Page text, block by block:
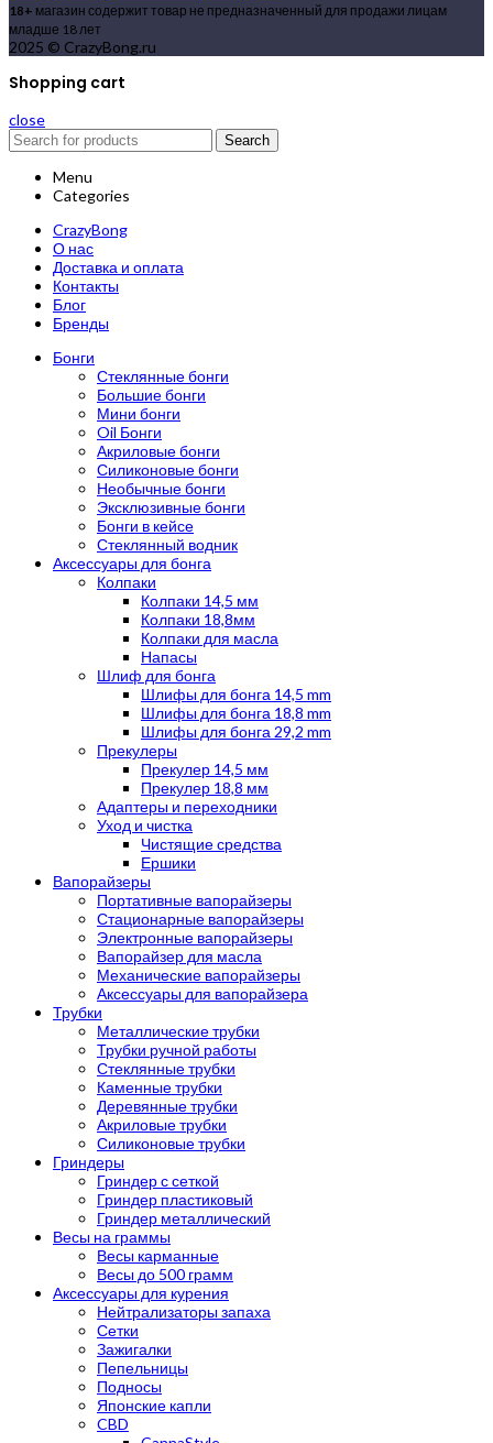
18+ магазин содержит товар не предназначенный для продажи лицам
младше 18 лет
2025 © CrazyBong.ru
Shopping cart
close
Search
Menu
Categories
CrazyBong
О нас
Доставка и оплата
Контакты
Блог
Бренды
Бонги
Стеклянные бонги
Большие бонги
Мини бонги
Oil Бонги
Акриловые бонги
Силиконовые бонги
Необычные бонги
Эксклюзивные бонги
Бонги в кейсе
Стеклянный водник
Аксессуары для бонга
Колпаки
Колпаки 14,5 мм
Колпаки 18,8мм
Колпаки для масла
Напасы
Шлиф для бонга
Шлифы для бонга 14,5 mm
Шлифы для бонга 18,8 mm
Шлифы для бонга 29,2 mm
Прекулеры
Прекулер 14,5 мм
Прекулер 18,8 мм
Адаптеры и переходники
Уход и чистка
Чистящие средства
Ершики
Вапорайзеры
Портативные вапорайзеры
Стационарные вапорайзеры
Электронные вапорайзеры
Вапорайзер для масла
Механические вапорайзеры
Аксессуары для вапорайзера
Трубки
Металлические трубки
Трубки ручной работы
Стеклянные трубки
Каменные трубки
Деревянные трубки
Акриловые трубки
Силиконовые трубки
Гриндеры
Гриндер с сеткой
Гриндер пластиковый
Гриндер металлический
Весы на граммы
Весы карманные
Весы до 500 грамм
Аксессуары для курения
Нейтрализаторы запаха
Сетки
Зажигалки
Пепельницы
Подносы
Японские капли
CBD